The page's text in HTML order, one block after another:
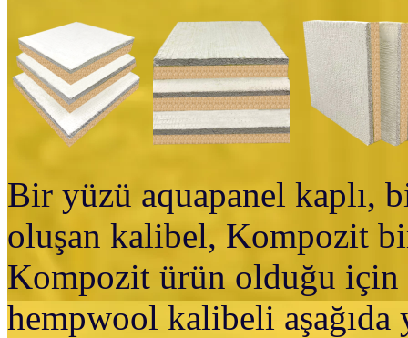
Bir yüzü aquapanel kaplı,
oluşan kalibel, Kompozit
Kompozit ürün olduğu için
hempwool kalibeli